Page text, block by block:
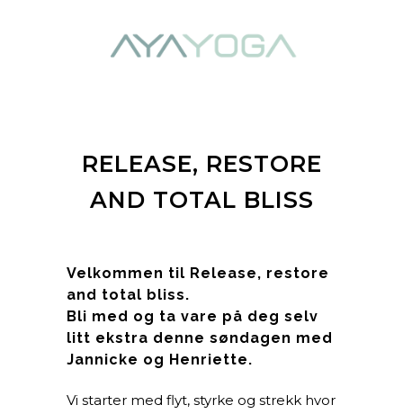
RELEASE, RESTORE
AND TOTAL BLISS
Velkommen til Release, restore
and total bliss.
Bli med og ta vare på deg selv
litt ekstra denne søndagen med
Jannicke og Henriette.
Vi starter med flyt, styrke og strekk hvor